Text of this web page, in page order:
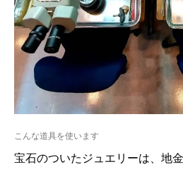
こんな道具を使います
宝石のついたジュエリーは、地